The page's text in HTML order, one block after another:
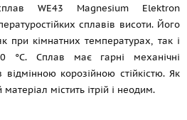
WЕ43 Magnesium Elektron
сплавів висоти. Його
при кімнатних температурах, так і
°C. Сплав має гарні механічні
відмінною корозійною стійкістю. Як
містить ітрій і неодим.